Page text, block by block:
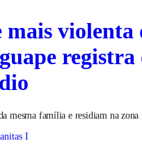
mais violenta
registra
mesma família e residiam na
I